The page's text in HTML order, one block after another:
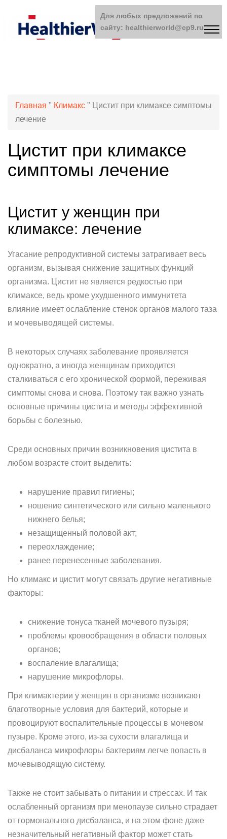
Главная " Климакс " Цистит при климаксе симптомы
лечение
Цистит при климаксе
симптомы лечение
Цистит у женщин при
климаксе: лечение
Угасание репродуктивной системы затрагивает весь
организм, вызывая снижение защитных функций
организма. Цистит не является редкостью при
климаксе, ведь кроме ухудшенного иммунитета
влияние имеет ослабление стенок органов малого таза
и мочевыводящей системы.
В некоторых случаях заболевание проявляется
однократно, а иногда женщинам приходится
сталкиваться с его хронической формой, переживая
симптомы снова и снова. Поэтому так важно узнать
основные причины цистита и методы эффективной
борьбы с болезнью.
Среди основных причин возникновения цистита в
любом возрасте стоит выделить:
нарушение правил гигиены;
ношение синтетического или сильно маленького
нижнего белья;
незащищенный половой акт;
переохлаждение;
ранее перенесенные заболевания.
Но климакс и цистит могут связать другие негативные
факторы:
снижение тонуса тканей мочевого пузыря;
проблемы кровообращения в области половых
органов;
воспаление влагалища;
нарушение микрофлоры.
При климактерии у женщин в организме возникают
благотворные условия для бактерий, которые и
провоцируют воспалительные процессы в мочевом
пузыре. Кроме этого, из-за сухости влагалища и
дисбаланса микрофлоры бактериям легче попасть в
мочевыводящую систему.
Также не стоит забывать о питании и стрессах. И так
ослабленный организм при менопаузе сильно страдает
от гормонального дисбаланса, и на этом фоне даже
незначительный негативный фактор может стать
Для любых предложений по
сайту: healthierworld@cp9.ru